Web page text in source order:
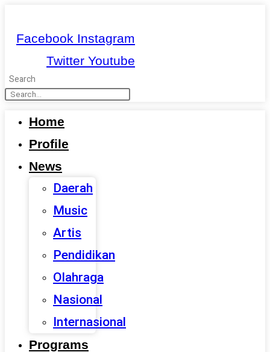
content
Facebook Instagram
Twitter Youtube
Search
Home
Profile
News
Daerah
Music
Artis
Pendidikan
Olahraga
Nasional
Internasional
Programs